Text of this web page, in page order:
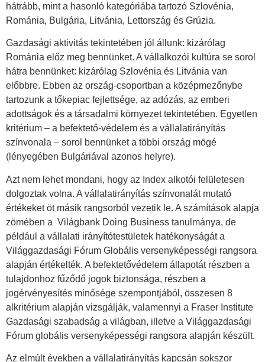
hátrább, mint a hasonló kategóriába tartozó Szlovénia,
Románia, Bulgária, Litvánia, Lettország és Grúzia.
Gazdasági aktivitás tekintetében jól állunk: kizárólag
Románia előz meg bennünket. A vállalkozói kultúra se sorol
hátra bennünket: kizárólag Szlovénia és Litvánia van
előbbre. Ebben az ország-csoportban a középmezőnybe
tartozunk a tőkepiac fejlettsége, az adózás, az emberi
adottságok és a társadalmi környezet tekintetében. Egyetlen
kritérium ‒ a befektető-védelem és a vállalatirányítás
színvonala ‒ sorol bennünket a többi ország mögé
(lényegében Bulgáriával azonos helyre).
Azt nem lehet mondani, hogy az Index alkotói felületesen
dolgoztak volna. A vállalatirányítás színvonalát mutató
értékeket öt másik rangsorból vezetik le. A számítások alapja
zömében a Világbank Doing Business tanulmánya, de
például a vállalati irányítótestületek hatékonyságát a
Világgazdasági Fórum Globális versenyképességi rangsora
alapján értékelték. A befektetővédelem állapotát részben a
tulajdonhoz fűződő jogok biztonsága, részben a
jogérvényesítés minősége szempontjából, összesen 8
alkritérium alapján vizsgálják, valamennyi a Fraser Institute
Gazdasági szabadság a világban, illetve a Világgazdasági
Fórum globális versenyképességi rangsora alapján készült.
Az elmúlt években a vállalatirányítás kapcsán sokszor